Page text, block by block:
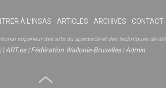
À L’INSAS ARTICLES ARCHIVES CONTACT
supérieur des arts du spectacle et des techniques de
|ART.es|Fédération Wallonie-Bruxelles|Admin